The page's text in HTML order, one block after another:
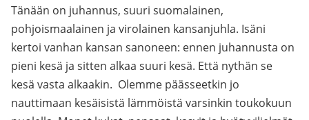
Tänään on juhannus, suuri suomalainen,
pohjoismaalainen ja virolainen kansanjuhla. Isäni
kertoi vanhan kansan sanoneen: ennen juhannusta on
pieni kesä ja sitten alkaa suuri kesä. Että nythän se
kesä vasta alkaakin. Olemme päässeetkin jo
nauttimaan kesäisistä lämmöistä varsinkin toukokuun